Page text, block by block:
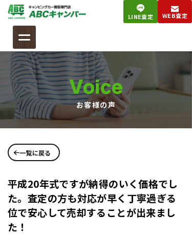
キ
ッ
プ
LINE査定 WEB査定
Voice
お客様の声
一覧に戻る
平成20年式ですが納得のいく価格でし
た。査定の方も対応が早く丁寧過ぎる
位で安心して売却することが出来まし
た！